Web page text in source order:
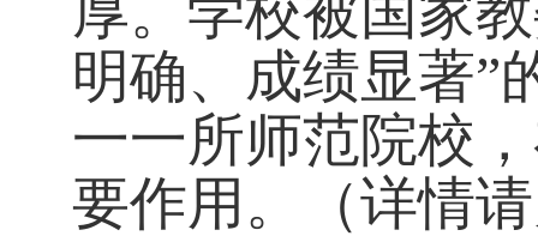
厚。学校被国家
明确、成绩显著”
一一所师范院校
要作用。（详情